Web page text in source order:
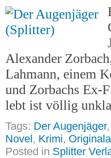
Alexander
Lahmann, einem
und Zorbachs Ex-
lebt ist völlig
Tags: Der Augenjäger
Novel, Krimi,
Posted in Splitter